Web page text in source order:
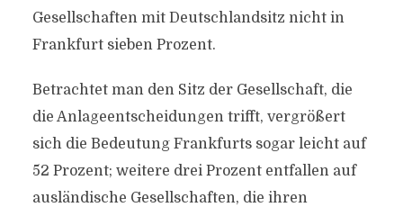
Gesellschaften mit Deutschlandsitz nicht in
Frankfurt sieben Prozent.
Betrachtet man den Sitz der Gesellschaft, die
die Anlageentscheidungen trifft, vergrößert
sich die Bedeutung Frankfurts sogar leicht auf
52 Prozent; weitere drei Prozent entfallen auf
ausländische Gesellschaften, die ihren